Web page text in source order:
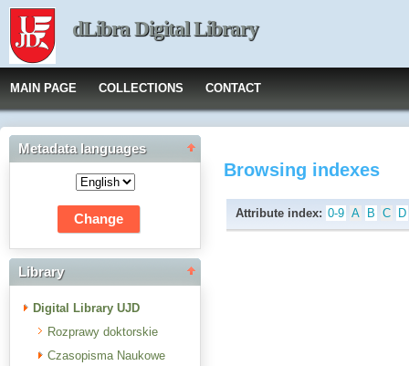
dLibra Digital Library
MAIN PAGE COLLECTIONS CONTACT
Metadata languages
Library
Digital Library UJD
Rozprawy doktorskie
Czasopisma Naukowe
Browsing indexes
Attribute index: 0-9 A B C D